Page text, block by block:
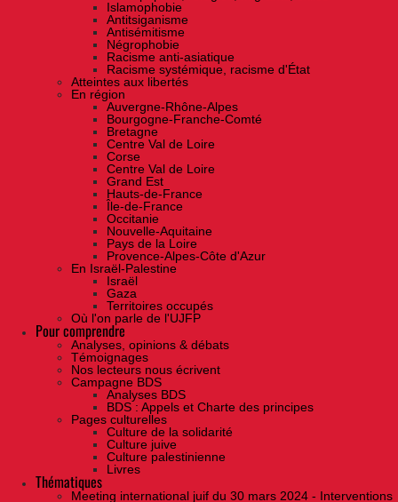
Islamophobie
Antitsiganisme
Antisémitisme
Négrophobie
Racisme anti-asiatique
Racisme systémique, racisme d'État
Atteintes aux libertés
En région
Auvergne-Rhône-Alpes
Bourgogne-Franche-Comté
Bretagne
Centre Val de Loire
Corse
Centre Val de Loire
Grand Est
Hauts-de-France
Île-de-France
Occitanie
Nouvelle-Aquitaine
Pays de la Loire
Provence-Alpes-Côte d'Azur
En Israël-Palestine
Israël
Gaza
Territoires occupés
Où l'on parle de l'UJFP
Pour comprendre
Analyses, opinions & débats
Témoignages
Nos lecteurs nous écrivent
Campagne BDS
Analyses BDS
BDS : Appels et Charte des principes
Pages culturelles
Culture de la solidarité
Culture juive
Culture palestinienne
Livres
Thématiques
Meeting international juif du 30 mars 2024 - Interventions